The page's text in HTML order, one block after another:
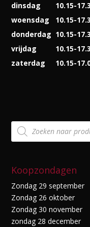
dinsdag
10.15-
woensdag
10.15-
donderdag 10.15-
vrijdag
10.15-
zaterdag
10.15-
Producten
zoeken
Koopzondagen
Zondag 29 september
Zondag 26 oktober
Zondag 30 november
zondag 28 december